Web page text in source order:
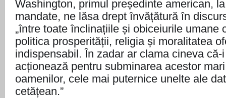
Washington, primul președinte american,
mandate, ne lăsa drept învățătură în
„între toate înclinațiile și obiceiurile umane
politica prosperității, religia și moralitatea
indispensabil. În zadar ar clama cineva că-
acționează pentru subminarea acestor
oamenilor, cele mai puternice unelte ale
cetățean.”